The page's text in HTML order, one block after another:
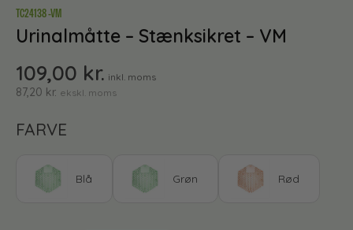
TC24138 -VM
Urinalmåtte – Stænksikret – VM
109,00 kr. inkl. moms
87,20 kr. ekskl. moms
FARVE
Blå Grøn Rød